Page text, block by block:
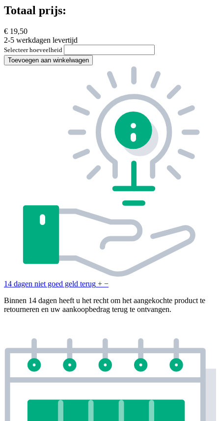
Totaal prijs:
€ 19,50
2-5 werkdagen levertijd
Selecteer hoeveelheid
Toevoegen aan winkelwagen
14 dagen niet goed geld terug + −
Binnen 14 dagen heeft u het recht om het aangekochte product te
retourneren en uw aankoopbedrag terug te ontvangen.